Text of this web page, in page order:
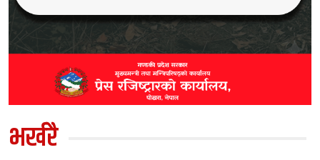
भर्खरै